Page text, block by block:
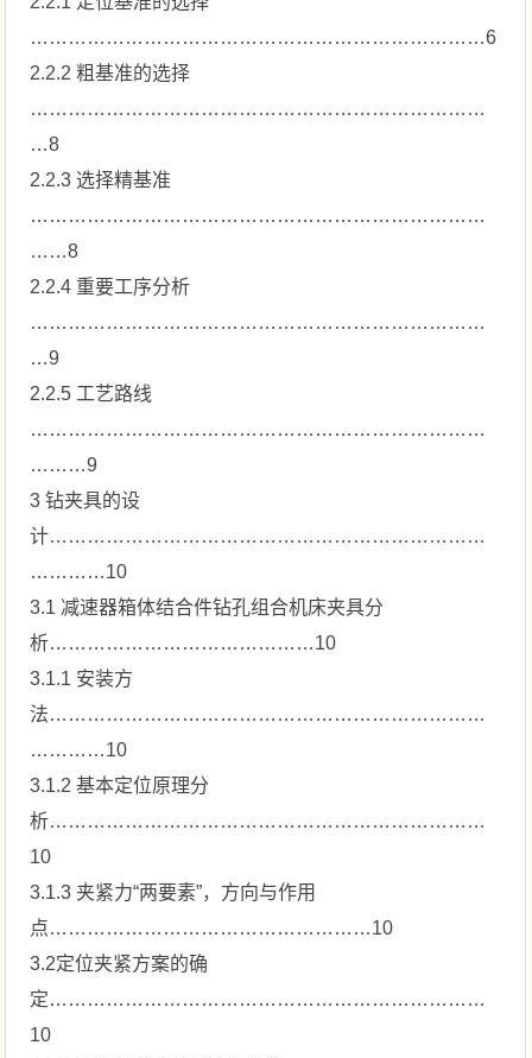
………………………………………………………………6
2.2.2 粗基准的选择
………………………………………………………………
…8
2.2.3 选择精基准
………………………………………………………………
……8
2.2.4 重要工序分析
………………………………………………………………
…9
2.2.5 工艺路线
………………………………………………………………
………9
3 钻夹具的设
计……………………………………………………………
…………10
3.1 减速器箱体结合件钻孔组合机床夹具分
析……………………………………10
3.1.1 安装方
法……………………………………………………………
…………10
3.1.2 基本定位原理分
析……………………………………………………………
10
3.1.3 夹紧力“两要素”，方向与作用
点……………………………………………10
3.2定位夹紧方案的确
定……………………………………………………………
10